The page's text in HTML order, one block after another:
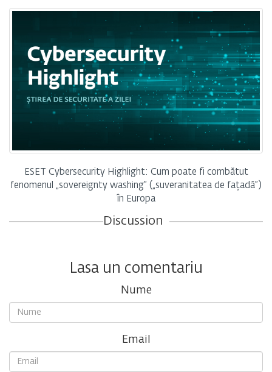
ESET Cybersecurity Highlight: Cum poate fi combătut
fenomenul „sovereignty washing” („suveranitatea de fațadă”)
în Europa
Discussion
Lasa un comentariu
Nume
Email